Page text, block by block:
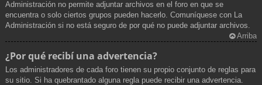
Administración no permite adjuntar archivos en el foro en que se
encuentra o solo ciertos grupos pueden hacerlo. Comuníquese con La
Administración si no está seguro de por qué no puede adjuntar archivos.
Arriba
¿Por qué recibí una advertencia?
Los administradores de cada foro tienen su propio conjunto de reglas para
su sitio. Si ha quebrantado alguna regla puede recibir una advertencia.